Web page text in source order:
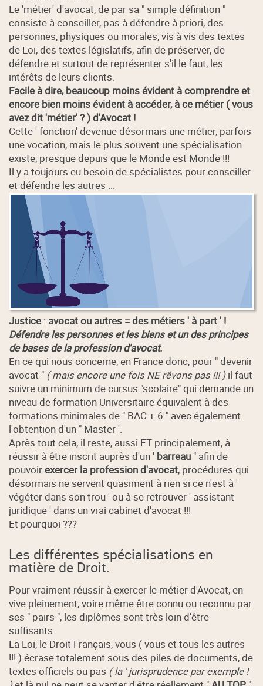
Le 'métier' d'avocat, de par sa " simple définition "
consiste à conseiller, pas à défendre à priori, des
personnes, physiques ou morales, vis à vis des textes
de Loi, des textes législatifs, afin de préserver, de
défendre et surtout de représenter s'il le faut, les
intérêts de leurs clients.
Facile à dire, beaucoup moins évident à comprendre et
encore bien moins évident à accéder, à ce métier ( vous
avez dit 'métier' ? ) d'Avocat !
Cette ' fonction' devenue désormais une métier, parfois
une vocation, mais le plus souvent une spécialisation
existe, presque depuis que le Monde est Monde !!!
Il y a toujours eu besoin de spécialistes pour conseiller
et défendre les autres ...
Justice : avocat ou autres = des métiers ' à part ' !
Défendre les personnes et les biens et un des principes
de bases de la profession d'avocat.
En ce qui nous concerne, en France donc, pour " devenir
avocat " ( mais encore une fois NE rêvons pas !!! )il faut
suivre un minimum de cursus "scolaire" qui demande un
niveau de formation Universitaire équivalent à des
formations minimales de " BAC + 6 " avec également
l'obtention d'un " Master '.
Après tout cela, il reste, aussi ET principalement, à
réussir à être inscrit auprès d'un ' barreau " afin de
pouvoirexercer la profession d'avocat, procédures qui
désormais ne servent quasiment à rien si ce n'est à '
végéter dans son trou ' ou à se retrouver ' assistant
juridique ' dans un vrai cabinet d'avocat !!!
Et pourquoi ???
Les différentes spécialisations en
matière de Droit.
Pour vraiment réussir à exercer le métier d'Avocat, en
vive pleinement, voire même être connu ou reconnu par
ses " pairs ", les diplômes sont très loin d'être
suffisants.
La Loi, le Droit Français, vous ( vous et tous les autres
!!! ) écrase totalement sous des piles de documents, de
textes officiels ou pas ( la ' jurisprudence par exemple !